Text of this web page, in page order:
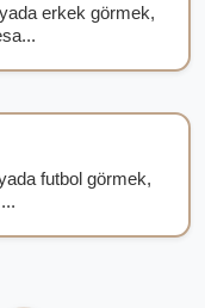
erkek görmek,
futbol görmek,